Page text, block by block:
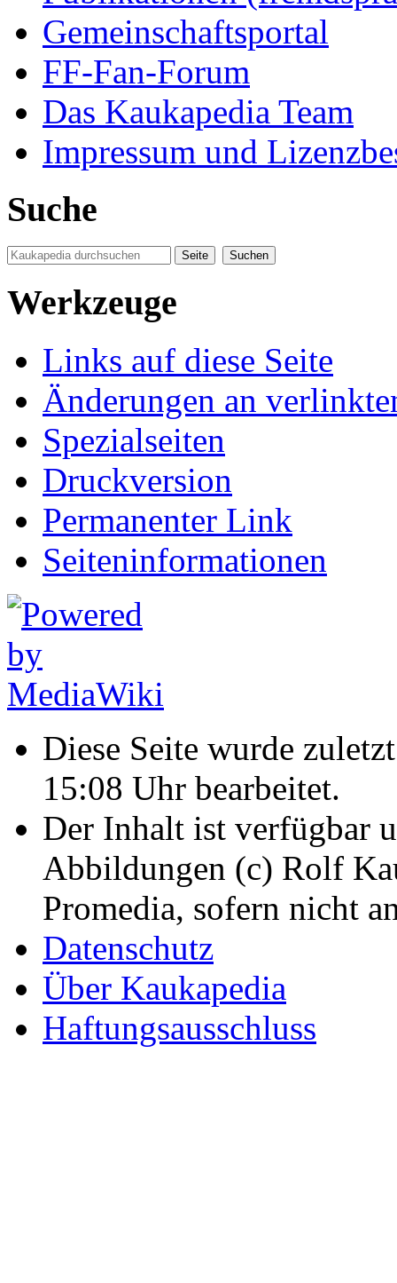
Gemeinschaftsportal
FF-Fan-Forum
Das Kaukapedia Team
Impressum und
Suche
Werkzeuge
Links auf diese Seite
Änderungen an
Spezialseiten
Druckversion
Permanenter Link
Seiten­informationen
Diese Seite wurde
15:08 Uhr bearbeitet.
Der Inhalt ist verfügbar
Abbildungen (c) Rolf
Promedia, sofern nicht
Datenschutz
Über Kaukapedia
Haftungsausschluss